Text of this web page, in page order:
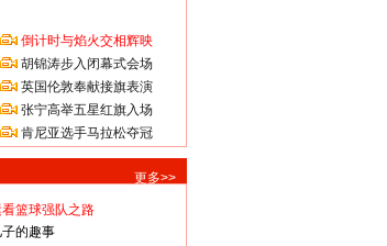
倒计时与焰火交相辉映
胡锦涛步入闭幕式会场
英国伦敦奉献接旗表演
张宁高举五星红旗入场
肯尼亚选手马拉松夺冠
更多>>
看篮球强队之路
的趣事